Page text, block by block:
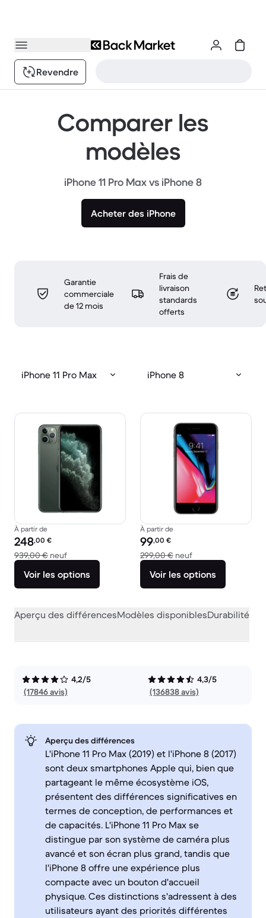
Revendre
Comparer les
modèles
iPhone 11 Pro Max vs iPhone 8
Acheter des iPhone
Garantie
commerciale
de 12 mois
Frais de
livraison
standards
offerts
iPhone 11 Pro Max iPhone 8
À partir de
Prix reconditionné :
248,00 €
939,00 € neufcontre 939,00 € neuf
Voir les options
À partir de
Prix reconditionné :
99,00 €
299,00 € neufcontre 299,00 €
Voir les options
Aperçu des différencesModèles disponiblesDurabilité
4,2/5
(17846 avis)
4,3/5
(136838 avis)
Aperçu des différences
L'iPhone 11 Pro Max (2019) et l'iPhone 8 (2017)
sont deux smartphones Apple qui, bien que
partageant le même écosystème iOS,
présentent des différences significatives en
termes de conception, de performances et
de capacités. L'iPhone 11 Pro Max se
distingue par son système de caméra plus
avancé et son écran plus grand, tandis que
l'iPhone 8 offre une expérience plus
compacte avec un bouton d'accueil
physique. Ces distinctions s'adressent à des
utilisateurs ayant des priorités différentes